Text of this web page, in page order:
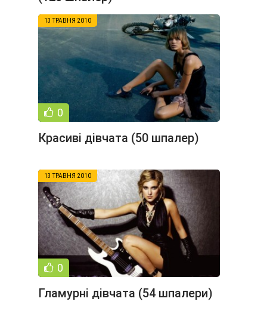
13 ТРАВНЯ 2010
0
Красиві дівчата (50 шпалер)
13 ТРАВНЯ 2010
0
Гламурні дівчата (54 шпалери)